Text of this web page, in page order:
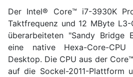
Der Intel® Core™ i7-3930K
Taktfrequenz und 12 MByte
überarbeiteten "Sandy Bridge
eine native Hexa-Core-
Desktop. Die CPU aus der
auf die Sockel-2011-Plattform